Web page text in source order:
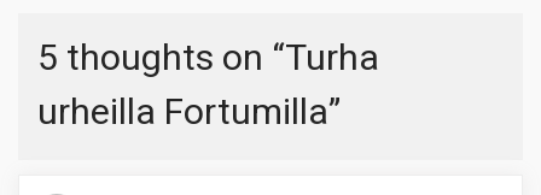
5 thoughts on “Turha
urheilla Fortumilla”